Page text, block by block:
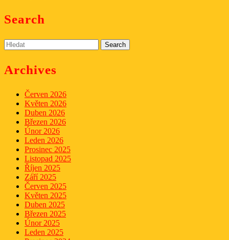
Search
Search
for:
Archives
Červen 2026
Květen 2026
Duben 2026
Březen 2026
Únor 2026
Leden 2026
Prosinec 2025
Listopad 2025
Říjen 2025
Září 2025
Červen 2025
Květen 2025
Duben 2025
Březen 2025
Únor 2025
Leden 2025